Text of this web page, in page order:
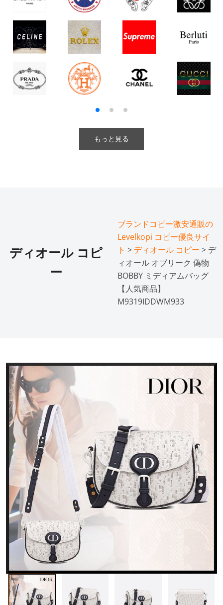
もっと見る
ディオール コピ
ー
ブランドコピー激安通販の
Levelkopi コピー優良サイ
ト > ディオール コピー > デ
ィオール オブリーク 偽物
BOBBY ミディアムバッグ
【人気商品】
M9319IDDWM933